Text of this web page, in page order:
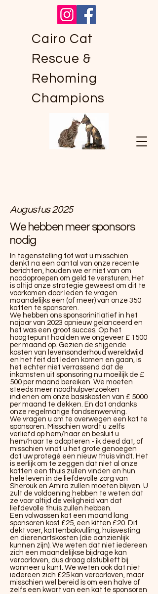
Cairo Cat
Rescue &
Rehoming
Champions
Augustus 2025
We hebben meer sponsors
nodig
In tegenstelling tot wat u misschien
denkt na een aantal van onze recente
berichten, houden we er niet van om
noodoproepen om geld te versturen. Het
is altijd onze strategie geweest om dit te
voorkomen door leden te vragen
maandelijks één (of meer) van onze 350
katten te sponsoren.
We hebben ons sponsorinitiatief in het
najaar van 2023 opnieuw gelanceerd en
het was een groot succes. Op het
hoogtepunt haalden we ongeveer £ 1500
per maand op. Gezien de stijgende
kosten van levensonderhoud wereldwijd
en het feit dat leden komen en gaan, is
het echter niet verrassend dat de
inkomsten uit sponsoring nu moeilijk de £
500 per maand bereiken. We moeten
steeds meer noodhulpverzoeken
indienen om onze basiskosten van £ 5000
per maand te dekken. En dat ondanks
onze regelmatige fondsenwerving.
We vragen u om te overwegen een kat te
sponsoren. Misschien wordt u zelfs
verliefd op hem/haar en besluit u
hem/haar te adopteren - ik deed dat, of
misschien vindt u het grote genoegen
dat uw protegé een nieuw thuis vindt. Het
is eerlijk om te zeggen dat niet al onze
katten een thuis zullen vinden en hun
hele leven in de liefdevolle zorg van
Sherouk en Amira zullen moeten blijven. U
zult de voldoening hebben te weten dat
ze voor altijd de veiligheid van dat
liefdevolle thuis zullen hebben.
Een volwassen kat een maand lang
sponsoren kost £25, een kitten £20. Dit
dekt voer, kattenbakvulling, huisvesting
en dierenartskosten (die aanzienlijk
kunnen zijn). We weten dat niet iedereen
zich een maandelijkse bijdrage kan
veroorloven, dus draag alstublieft bij
wanneer u kunt. We weten ook dat niet
iedereen zich £25 kan veroorloven, maar
misschien wel bereid is om een halve of
zelfs een kwart van een kat te sponsoren